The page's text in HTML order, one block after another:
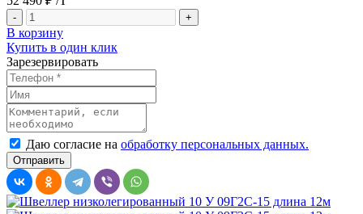
- +
В корзину
Купить в один клик
Зарезервировать
Даю согласие на обработку персональных данных.